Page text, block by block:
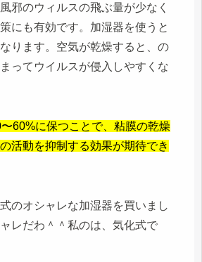
邪のウィルスの飛ぶ量が少なく
にも有効です。加湿器を使うと
ります。空気が乾燥すると、の
ってウイルスが侵入しやすくな
60%に保つことで、粘膜の乾燥
活動を抑制する効果が期待でき
のオシャレな加湿器を買いまし
レだわ＾＾私のは、気化式で